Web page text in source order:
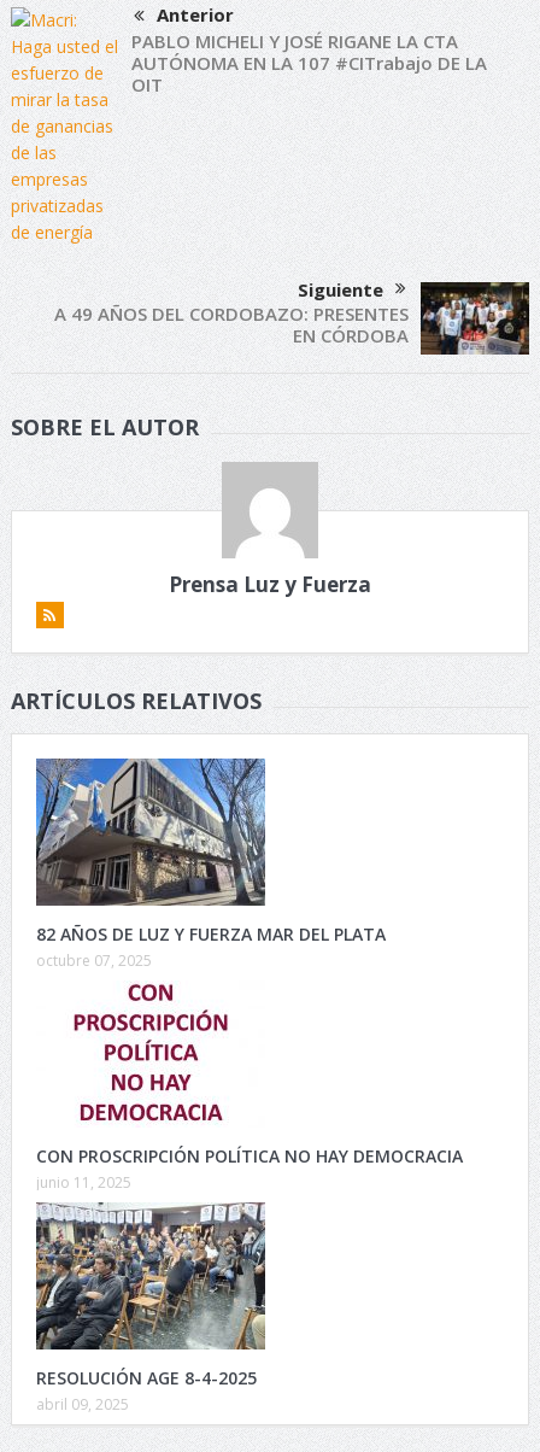
Anterior
PABLO MICHELI Y JOSÉ RIGANE LA CTA
AUTÓNOMA EN LA 107 #CITrabajo DE LA
OIT
Siguiente
A 49 AÑOS DEL CORDOBAZO: PRESENTES
EN CÓRDOBA
SOBRE EL AUTOR
Prensa Luz y Fuerza
ARTÍCULOS RELATIVOS
82 AÑOS DE LUZ Y FUERZA MAR DEL PLATA
octubre 07, 2025
CON PROSCRIPCIÓN POLÍTICA NO HAY DEMOCRACIA
junio 11, 2025
RESOLUCIÓN AGE 8-4-2025
abril 09, 2025